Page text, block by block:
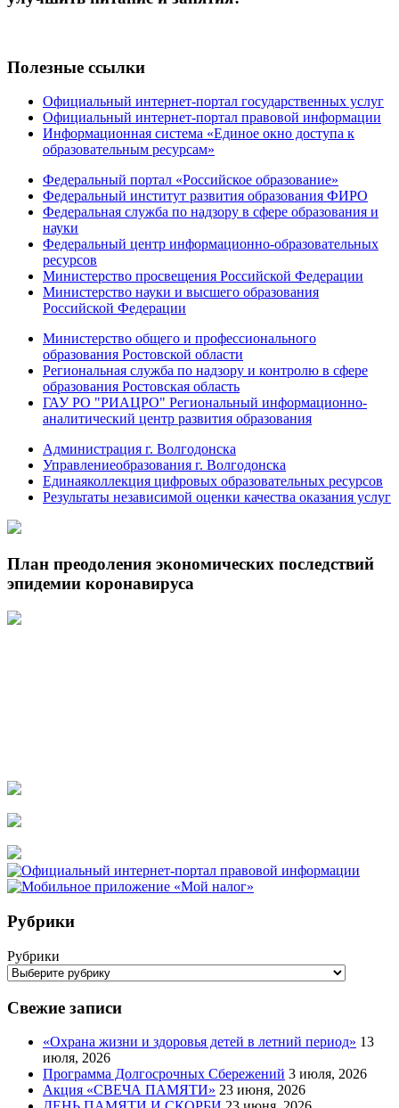
Полезные ссылки
Официальный интернет-портал государственных услуг
Официальный интернет-портал правовой информации
Информационная система «Единое окно доступа к
образовательным ресурсам»
Федеральный портал «Российское образование»
Федеральный институт развития образования ФИРО
Федеральная служба по надзору в сфере образования и
науки
Федеральный центр информационно-образовательных
ресурсов
Министерство просвещения Российской Федерации
Министерство науки и высшего образования
Российской Федерации
Министерство общего и профессионального
образования Ростовской области
Региональная служба по надзору и контролю в сфере
образования Ростовская область
ГАУ РО "РИАЦРО" Региональный информационно-
аналитический центр развития образования
Администрация г. Волгодонска
Управлениеобразования г. Волгодонска
Единаяколлекция цифровых образовательных ресурсов
Результаты независимой оценки качества оказания услуг
План преодоления экономических последствий
эпидемии коронавируса
Рубрики
Рубрики
Свежие записи
«Охрана жизни и здоровья детей в летний период» 13
июля, 2026
Программа Долгосрочных Сбережений 3 июля, 2026
Акция «СВЕЧА ПАМЯТИ» 23 июня, 2026